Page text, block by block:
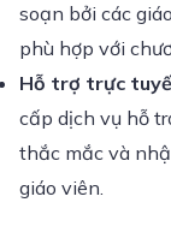
soạn bởi các
phù hợp với
Hỗ trợ trực
cấp dịch vụ hỗ
thắc mắc và
giáo viên.